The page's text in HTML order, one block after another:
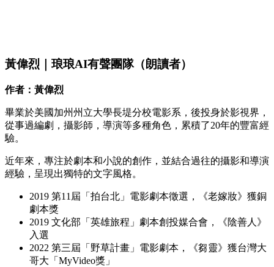
黃偉烈｜琅琅AI有聲團隊（朗讀者）
作者：黃偉烈
畢業於美國加州州立大學長堤分校電影系，後投身於影視界，
從事過編劇，攝影師，導演等多種角色，累積了20年的豐富經
驗。
近年來，專注於劇本和小說的創作，並結合過往的攝影和導演
經驗，呈現出獨特的文字風格。
2019 第11屆「拍台北」電影劇本徵選，《老嫁妝》獲銅
劇本獎
2019 文化部「英雄旅程」劇本創投媒合會，《陰善人》
入選
2022 第三屆「野草計畫」電影劇本，《芻靈》獲台灣大
哥大「MyVideo獎」